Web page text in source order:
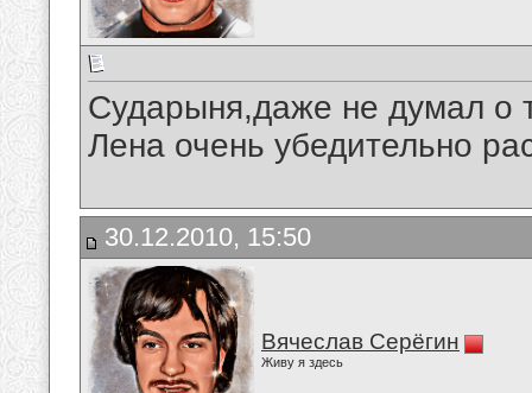
Сударыня,даже не думал о
Лена очень убедительно
30.12.2010, 15:50
Вячеслав Серёгин
Живу я здесь